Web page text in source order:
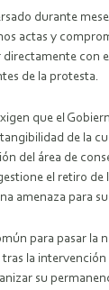
durante
actas y
directamente con
de la protesta.
que el
de la
del área de
el retiro de
amenaza para
para pasar la
tras la
su